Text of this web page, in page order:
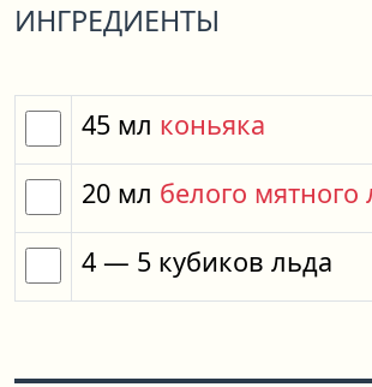
ИНГРЕДИЕНТЫ
45 мл коньяка
20 мл белого мятного
4 — 5 кубиков льда